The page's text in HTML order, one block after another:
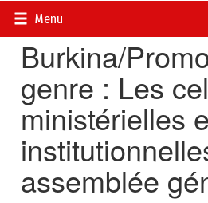
Menu
Accueil>
Burkina/
genre : Les
ministérielles
assemblée